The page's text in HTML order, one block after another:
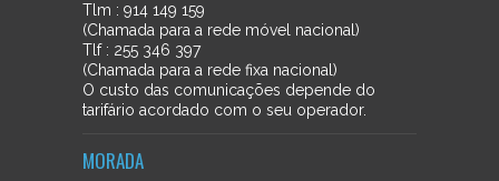
Tlm : 914 149 159
(Chamada para a rede móvel nacional)
Tlf : 255 346 397
(Chamada para a rede fixa nacional)
O custo das comunicações depende do
tarifário acordado com o seu operador.
MORADA